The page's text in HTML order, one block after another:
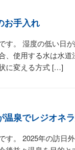
お手入れ
す。 湿度の低い日
、使用する水は水
状に変える方式 […]
温泉でレジオネ
す。 2025年の訪日